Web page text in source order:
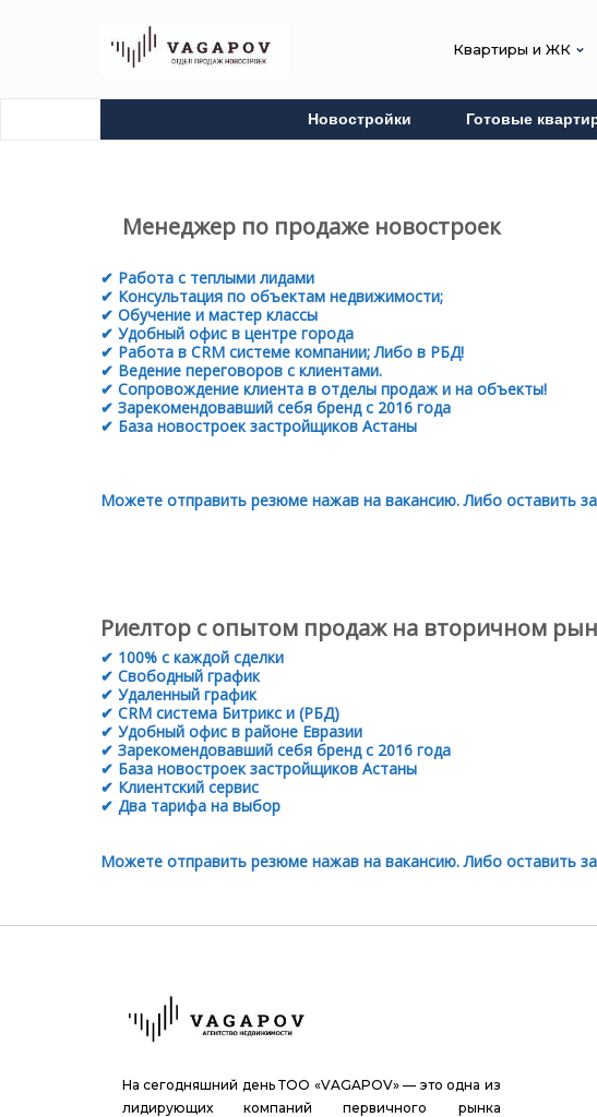
Квартиры и ЖК
Новостройки Готовые
Менеджер по продаже новостроек
✔ Работа с теплыми лидами
✔ Консультация по объектам недвижимости;
✔ Обучение и мастер классы
✔ Удобный офис в центре города
✔ Работа в CRM системе компании; Либо в РБД!
✔ Ведение переговоров с клиентами.
✔ Сопровождение клиента в отделы продаж и на объекты!
✔ Зарекомендовавший себя бренд с 2016 года
✔ База новостроек застройщиков Астаны
Можете отправить резюме нажав на вакансию. Либо оставить
Риелтор с опытом продаж на вторичном
✔ 100% с каждой сделки
✔ Свободный график
✔ Удаленный график
✔ CRM система Битрикс и (РБД)
✔ Удобный офис в районе Евразии
✔ Зарекомендовавший себя бренд с 2016 года
✔ База новостроек застройщиков Астаны
✔ Клиентский сервис
✔ Два тарифа на выбор
Можете отправить резюме нажав на вакансию. Либо оставить
На сегодняшний день ТОО «VAGAPOV» — это одна из
лидирующих компаний первичного рынка